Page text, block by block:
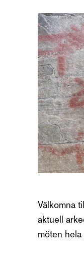
Välkomna
aktuell
möten